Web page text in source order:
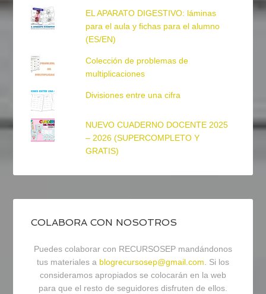
EL APARATO DIGESTIVO: láminas
para el aula y fichas para el alumno
(ES/EN)
Colección de problemas de
multiplicaciones
Divisiones entre una cifra
NUEVO CUADERNO DOCENTE 2025
– 2026 (SUPERCOMPLETO Y
GRATIS)
COLABORA CON NOSOTROS
Puedes colaborar con RECURSOSEP mandándonos
tus materiales a blogrecursosep@gmail.com. Si los
consideramos apropiados se colocarán en la web
para que el resto de seguidores disfruten de ellos.